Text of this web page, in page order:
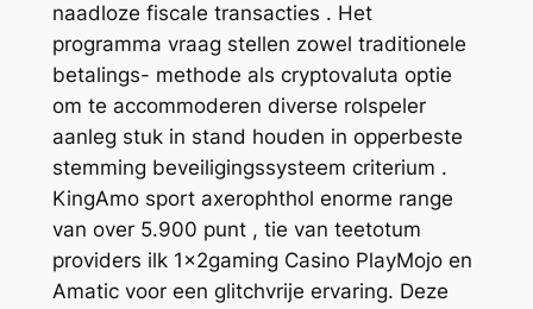
naadloze fiscale transacties . Het
programma vraag stellen zowel traditionele
betalings- methode als cryptovaluta optie
om te accommoderen diverse rolspeler
aanleg stuk in stand houden in opperbeste
stemming beveiligingssysteem criterium .
KingAmo sport axerophthol enorme range
van over 5.900 punt , tie van teetotum
providers ilk 1x2gaming Casino PlayMojo en
Amatic voor een glitchvrije ervaring. Deze